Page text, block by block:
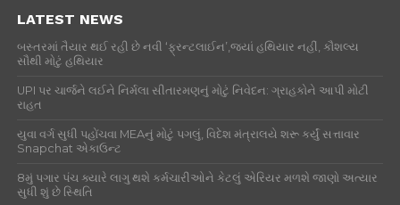
LATEST NEWS
બસ્તરમાં તૈયાર થઈ રહી છે નવી ‘ફ્રન્ટલાઈન’,જ્યાં હથિયાર નહીં, કૌશલ્ય
સૌથી મોટું હથિયાર
UPI પર ચાર્જને લઈને નિર્મલા સીતારમણનું મોટું નિવેદન: ગ્રાહકોને આપી મોટી
રાહત
યુવા વર્ગ સુધી પહોંચવા MEAનું મોટું પગલું, વિદેશ મંત્રાલયે શરૂ કર્યું સત્તાવાર
Snapchat એકાઉન્ટ
8મું પગાર પંચ ક્યારે લાગુ થશે કર્મચારીઓને કેટલું એરિયર મળશે જાણો અત્યાર
સુધી શું છે સ્થિતિ